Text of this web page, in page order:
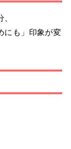
にも」印象が変